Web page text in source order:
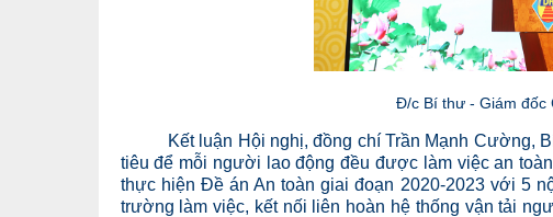
Đ/c Bí thư - Giám đốc
Kết luận Hội nghị, đồng chí Trần Mạnh Cường, Bí
tiêu để mỗi người lao động đều được làm việc an
thực hiện Đề án An toàn giai đoạn 2020-2023 với 5
trường làm việc, kết nối liên hoàn hệ thống vận tải